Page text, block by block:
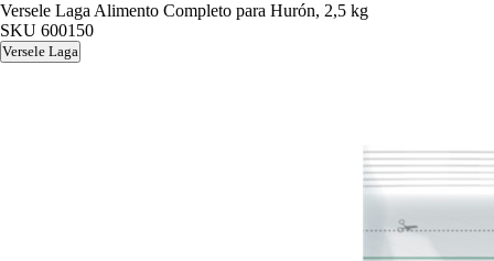
Versele Laga Alimento Completo para Hurón, 2,5 kg
SKU 600150
Versele Laga